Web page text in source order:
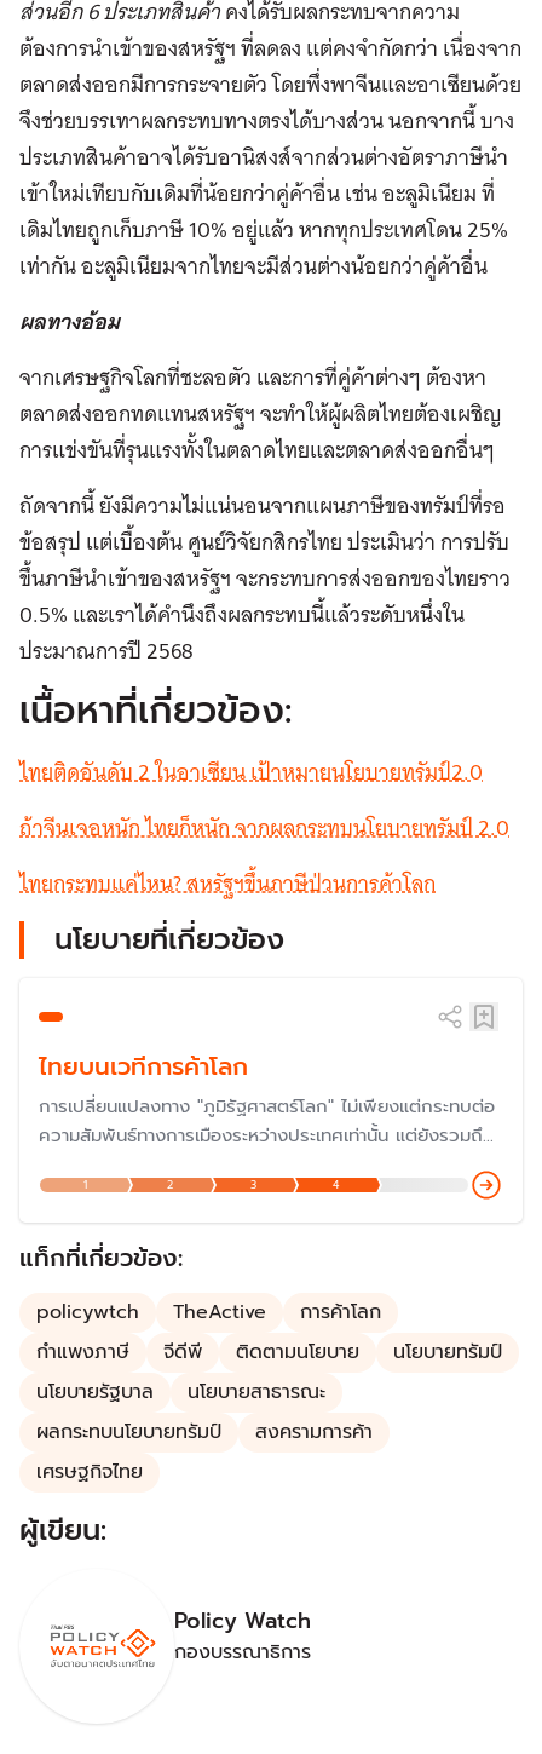
ส่วนอีก 6 ประเภทสินค้าคงได้รับผลกระทบจากความ
ต้องการนำเข้าของสหรัฐฯ ที่ลดลง แต่คงจำกัดกว่า เนื่องจาก
ตลาดส่งออกมีการกระจายตัว โดยพึ่งพาจีนและอาเซียนด้วย
จึงช่วยบรรเทาผลกระทบทางตรงได้บางส่วน นอกจากนี้ บาง
ประเภทสินค้าอาจได้รับอานิสงส์จากส่วนต่างอัตราภาษีนำ
เข้าใหม่เทียบกับเดิมที่น้อยกว่าคู่ค้าอื่น เช่น อะลูมิเนียม ที่
เดิมไทยถูกเก็บภาษี 10% อยู่แล้ว หากทุกประเทศโดน 25%
เท่ากัน อะลูมิเนียมจากไทยจะมีส่วนต่างน้อยกว่าคู่ค้าอื่น
ผลทางอ้อม
จากเศรษฐกิจโลกที่ชะลอตัว และการที่คู่ค้าต่างๆ ต้องหา
ตลาดส่งออกทดแทนสหรัฐฯ จะทำให้ผู้ผลิตไทยต้องเผชิญ
การแข่งขันที่รุนแรงทั้งในตลาดไทยและตลาดส่งออกอื่นๆ
ถัดจากนี้ ยังมีความไม่แน่นอนจากแผนภาษีของทรัมป์ที่รอ
ข้อสรุป แต่เบื้องต้น ศูนย์วิจัยกสิกรไทย ประเมินว่า การปรับ
ขึ้นภาษีนำเข้าของสหรัฐฯ จะกระทบการส่งออกของไทยราว
0.5% และเราได้คำนึงถึงผลกระทบนี้แล้วระดับหนึ่งใน
ประมาณการปี 2568
เนื้อหาที่เกี่ยวข้อง:
ไทยติดอันดับ 2 ในอาเซียน เป้าหมายนโยบายทรัมป์2.0
ถ้าจีนเจอหนัก ไทยก็หนัก จากผลกระทบนโยบายทรัมป์ 2.0
ไทยกระทบแค่ไหน? สหรัฐฯขึ้นภาษีป่วนการค้าโลก
นโยบายที่เกี่ยวข้อง
ไทยบนเวทีการค้าโลก
การเปลี่ยนแปลงทาง "ภูมิรัฐศาสตร์โลก" ไม่เพียงแต่กระทบต่อ
ความสัมพันธ์ทางการเมืองระหว่างประเทศเท่านั้น แต่ยังรวมถึง
ทางเศรษฐกิจอีกด้วยที่ประเทศมหาอำนาจใช้เป็น "อาวุธ" หรือที่
เรียกว่า "สงครามการค้า" ดังนั้น จึงเป็นความท้าทายว่า
ประเทศไทยจะผ่ากระแสระเบียบโลกยุคใหม่ไปได้อย่างไร
1 2 3 4
แท็กที่เกี่ยวข้อง:
policywtch TheActive
การค้าโลก
กำแพงภาษี
จีดีพี ติดตามนโยบาย
นโยบายทรัมป์
นโยบายรัฐบาล
นโยบายสาธารณะ
ผลกระทบนโยบายทรัมป์
สงครามการค้า
เศรษฐกิจไทย
ผู้เขียน:
Policy Watch
กองบรรณาธิการ